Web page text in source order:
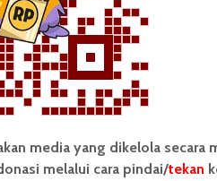
media yang dikelola secara
melalui cara pindai/tekan